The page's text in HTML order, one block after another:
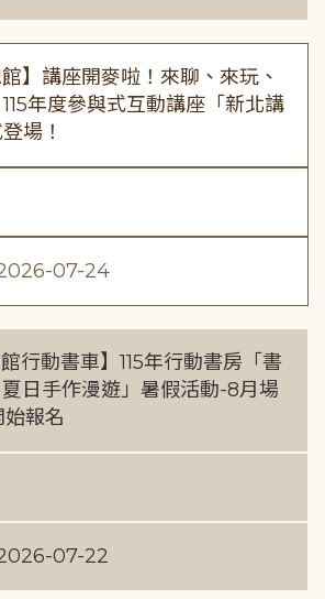
館】講座開麥啦！來聊、來玩、
年度參與式互動講座「新北講
場！
07-24
館行動書車】115年行動書房「書
日手作漫遊」暑假活動-8月場
報名
07-22